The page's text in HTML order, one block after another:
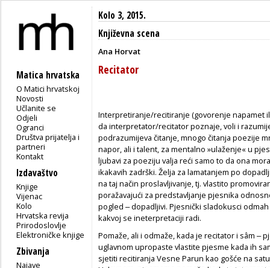
Matica hrvatska
O Matici hrvatskoj
Novosti
Učlanite se
Odjeli
Ogranci
Društva prijatelja i
partneri
Kontakt
Izdavaštvo
Knjige
Vijenac
Kolo
Hrvatska revija
Prirodoslovlje
Elektroničke knjige
Zbivanja
Najave
Kolo 3, 2015.
Književna scena
Ana Horvat
Recitator
Interpretiranje/recitiranje (govorenje napamet
da interpretator/recitator poznaje, voli i
podrazumijeva čitanje, mnogo čitanja poezije
napor, ali i talent, za mentalno »ulaženje« u
ljubavi za poeziju valja reći samo to da ona
ikakavih zadrški. Želja za lamatanjem po
na taj način proslavljivanje, tj. vlastito
poražavajući za predstavljanje pjesnika
pogled ‒ dopadljivi. Pjesnički sladokusci
kakvoj se ineterpretaciji radi.
Pomaže, ali i odmaže, kada je recitator i sâm ‒
uglavnom upropaste vlastite pjesme kada ih
sjetiti recitiranja Vesne Parun kao gošće na